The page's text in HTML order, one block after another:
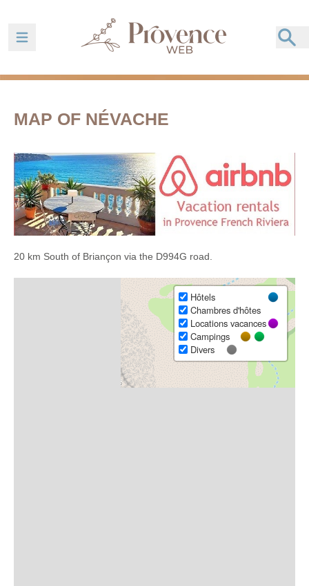
Ouvrir la barre de navigation
MAP OF NÉVACHE
20 km South of Briançon via the D994G road.
Hôtels
Chambres d'hôtes
Locations vacances
Campings
Divers